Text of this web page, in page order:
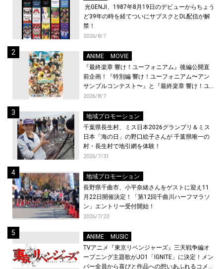
光GENJI、1987年8月19日のデビューからちょう
ど39年の時を経てついにサブスクとDL配信が解
禁！
2026/8/7
ANIME
MOVIE
『最終楽章 響け！ユーフォニアム』後編公開直
前企画！『特別編 響け！ユーフォニアム〜アン
サンブルコンテスト〜』と『最終楽章 響け！ユ
ーフォニアム』前編の一挙上映が決定！
2026/8/7
地域プロモーション
千葉県長生村、ミス日本2026グランプリ＆ミス
日本「海の日」の野口絵子さんが 千葉県唯一の
村・長生村で地引網を体験！
2026/7/31
地域プロモーション
長野県千曲市、小平奈緒さんをゲストに迎え11
月22日開催決定！「第12回千曲川ハーフマラソ
ン」エントリー受付開始！
2026/7/23
ANIME
MUSIC
TVアニメ『東京リベンジャーズ』三天戦争編オ
ープニング主題歌がJO1「IGNITE」に決定！メン
バー全員から喜びと作品への想いあふれるコメン